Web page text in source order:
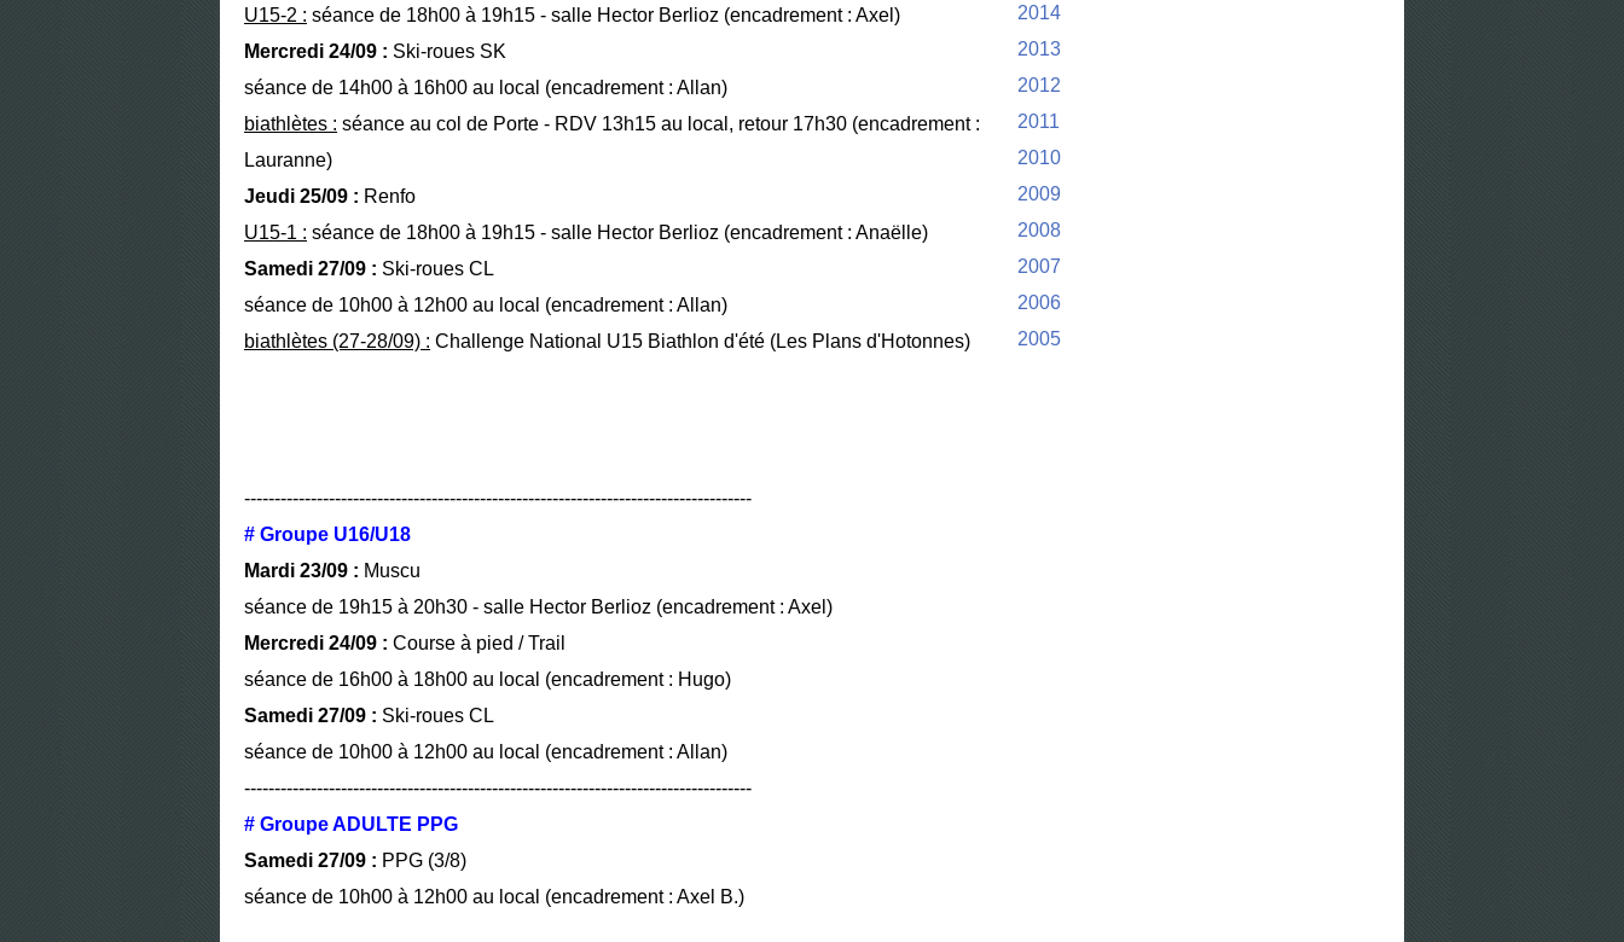
U15-2 : séance de 18h00 à 19h15 - salle Hector Berlioz (encadrement : Axel)
Mercredi 24/09 : Ski-roues SK
séance de 14h00 à 16h00 au local (encadrement : Allan)
biathlètes : séance au col de Porte - RDV 13h15 au local, retour 17h30 (encadrement :
Lauranne)
Jeudi 25/09 : Renfo
U15-1 : séance de 18h00 à 19h15 - salle Hector Berlioz (encadrement : Anaëlle)
Samedi 27/09 : Ski-roues CL
séance de 10h00 à 12h00 au local (encadrement : Allan)
biathlètes (27-28/09) : Challenge National U15 Biathlon d'été (Les Plans d'Hotonnes)
------------------------------------------------------------------------------------
# Groupe U16/U18
Mardi 23/09 : Muscu
séance de 19h15 à 20h30 - salle Hector Berlioz (encadrement : Axel)
Mercredi 24/09 : Course à pied / Trail
séance de 16h00 à 18h00 au local (encadrement : Hugo)
Samedi 27/09 : Ski-roues CL
séance de 10h00 à 12h00 au local (encadrement : Allan)
------------------------------------------------------------------------------------
# Groupe ADULTE PPG
Samedi 27/09 : PPG (3/8)
séance de 10h00 à 12h00 au local (encadrement : Axel B.)
2014
2013
2012
2011
2010
2009
2008
2007
2006
2005